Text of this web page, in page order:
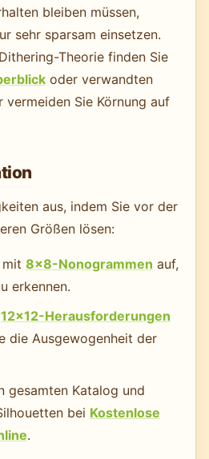
bleiben müssen,
sehr sparsam einsetzen.
Theorie finden Sie
oder verwandten
vermeiden Sie Körnung auf
aus, indem Sie vor der
Größen lösen:
mit 8×8-Nonogrammen auf,
erkennen.
12×12-Herausforderungen
die Ausgewogenheit der
gesamten Katalog und
bei Kostenlose
.